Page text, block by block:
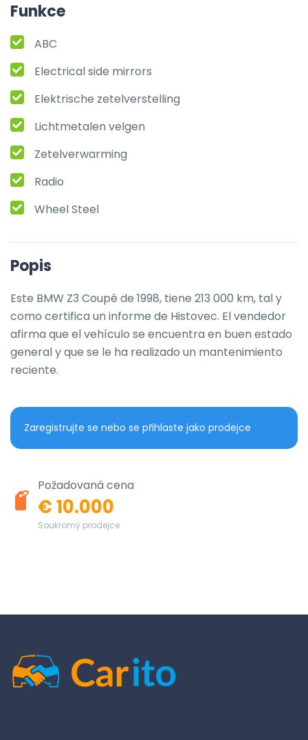
Funkce
ABC
Electrical side mirrors
Elektrische zetelverstelling
Lichtmetalen velgen
Zetelverwarming
Radio
Wheel Steel
Popis
Este BMW Z3 Coupé de 1998, tiene 213 000 km, tal y
como certifica un informe de Histovec. El vendedor
afirma que el vehículo se encuentra en buen estado
general y que se le ha realizado un mantenimiento
reciente.
Zaregistrujte se nebo se přihlaste jako prodejce
Požadovaná cena
€ 10.000
Soukromý prodejce